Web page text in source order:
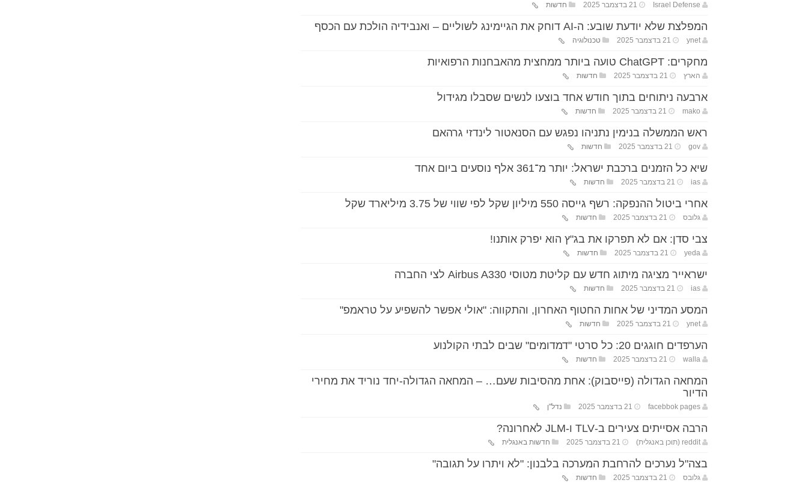
Israel Defense 21 בדצמבר 2025 חדשות
המפלצת שלא יודעת שובע: ה-AI דוחק את הגיימינג לשוליים – ואנבידיה הולכת עם הכסף
ynet 21 בדצמבר 2025 טכנולוגיה
מחקרים: ChatGPT טועה ביותר ממחצית מהאבחנות הרפואיות
הארץ 21 בדצמבר 2025 חדשות
ארבעה ניתוחים בתוך חודש אחד בוצעו לנשים שסבלו מגידול
mako 21 בדצמבר 2025 חדשות
ראש הממשלה בנימין נתניהו נפגש עם הסנאטור לינדזי גרהאם
gov 21 בדצמבר 2025 חדשות
שיא כל הזמנים ברכבת ישראל: יותר מ־361 אלף נוסעים ביום אחד
ias 21 בדצמבר 2025 חדשות
אחרי ביטול ההנפקה: רשף גייסה 550 מיליון שקל לפי שווי של 3.75 מיליארד שקל
גלובס 21 בדצמבר 2025 חדשות
צבי סדן: אם לא תפרקו את בג"ץ הוא יפרק אותנו!
yeda 21 בדצמבר 2025 חדשות
ישראייר מציגה מיתוג חדש עם קליטת מטוסי Airbus A330 לצי החברה
ias 21 בדצמבר 2025 חדשות
המסע המדיני של אחות החטוף האחרון, והתקווה: "אולי אפשר להשפיע על טראמפ"
ynet 21 בדצמבר 2025 חדשות
הערפדים חוגגים 20: כל סרטי "דמדומים" שבים לבתי הקולנוע
walla 21 בדצמבר 2025 חדשות
המחאה הגדולה (פייסבוק): אחת מהסיבות שעם… – המחאה הגדולה-יחד נוריד את מחירי
הדיור
facebbok pages 21 בדצמבר 2025 נדל"ן
הרבה אסייתים צעירים ב-TLV ו-JLM לאחרונה?
reddit (תוכן באנגלית) 21 בדצמבר 2025 חדשות באנגלית
בצה"ל נערכים להרחבת המערכה בלבנון: "לא ויתרו על תגובה"
גלובס 21 בדצמבר 2025 חדשות